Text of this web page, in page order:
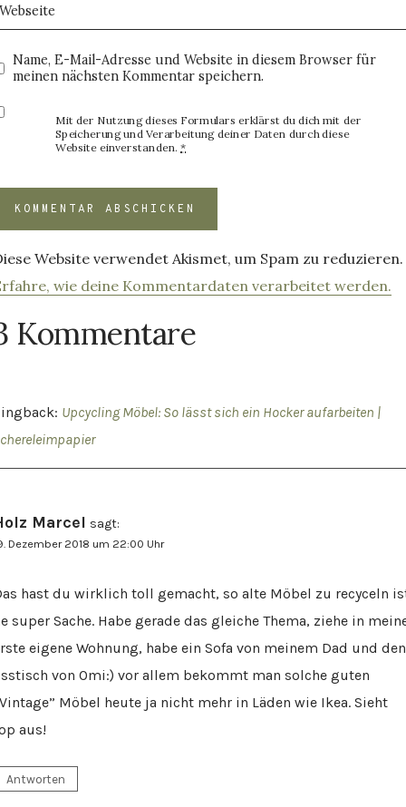
Webseite
Name, E-Mail-Adresse und Website in diesem Browser für
meinen nächsten Kommentar speichern.
Mit der Nutzung dieses Formulars erklärst du dich mit der
Speicherung und Verarbeitung deiner Daten durch diese
Website einverstanden.*
Website verwendet Akismet, um Spam zu reduzieren.
wie deine Kommentardaten verarbeitet werden.
Kommentare
Upcycling Möbel: So lässt sich ein Hocker aufarbeiten |
Marcel sagt:
Dezember 2018 um 22:00 Uhr
hast du wirklich toll gemacht, so alte Möbel zu recyceln
super Sache. Habe gerade das gleiche Thema, ziehe in
eigene Wohnung, habe ein Sofa von meinem Dad und den
von Omi:) vor allem bekommt man solche guten
Möbel heute ja nicht mehr in Läden wie Ikea. Sieht
aus!
Antworten